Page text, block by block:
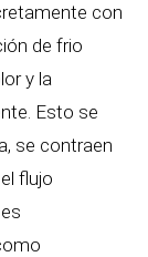
con
de frio
y la
Esto se
se contraen
flujo